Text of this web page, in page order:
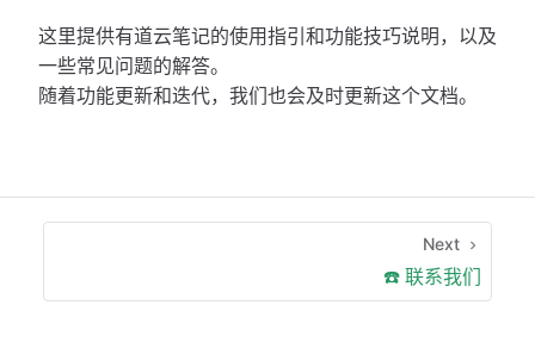
这里提供有道云笔记的使用指引和功能技巧说明，以及
一些常见问题的解答。
随着功能更新和迭代，我们也会及时更新这个文档。
Next
☎️ 联系我们